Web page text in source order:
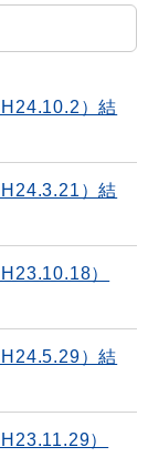
）結
）結
）
）結
）